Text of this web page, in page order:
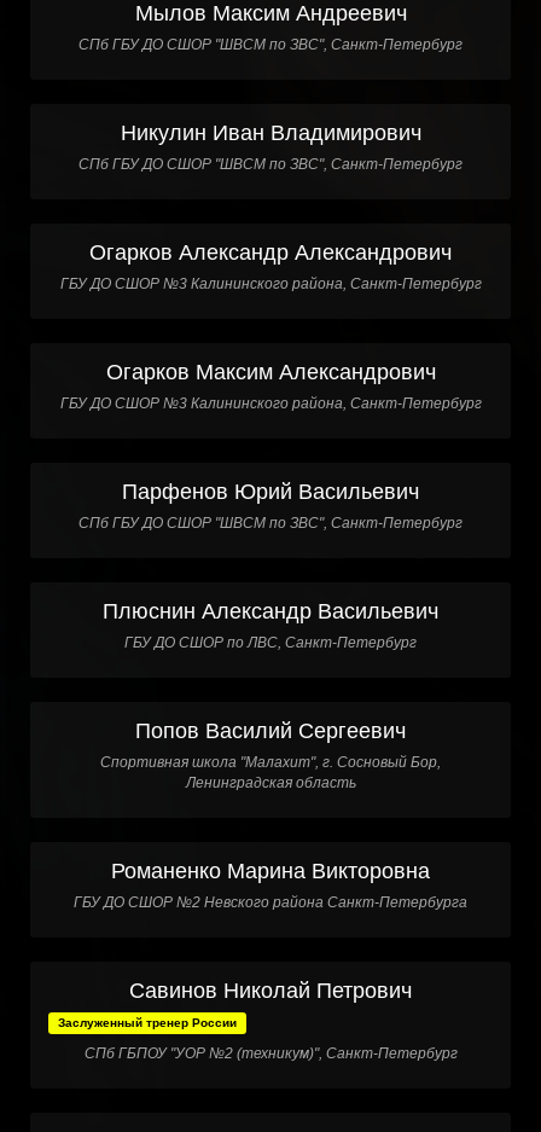
Мылов Максим Андреевич
СПб ГБУ ДО СШОР "ШВСМ по ЗВС", Санкт-Петербург
Никулин Иван Владимирович
СПб ГБУ ДО СШОР "ШВСМ по ЗВС", Санкт-Петербург
Огарков Александр Александрович
ГБУ ДО СШОР №3 Калининского района, Санкт-Петербург
Огарков Максим Александрович
ГБУ ДО СШОР №3 Калининского района, Санкт-Петербург
Парфенов Юрий Васильевич
СПб ГБУ ДО СШОР "ШВСМ по ЗВС", Санкт-Петербург
Плюснин Александр Васильевич
ГБУ ДО СШОР по ЛВС, Санкт-Петербург
Попов Василий Сергеевич
Спортивная школа "Малахит", г. Сосновый Бор,
Ленинградская область
Романенко Марина Викторовна
ГБУ ДО СШОР №2 Невского района Санкт-Петербурга
Савинов Николай Петрович
Заслуженный тренер России
СПб ГБПОУ "УОР №2 (техникум)", Санкт-Петербург